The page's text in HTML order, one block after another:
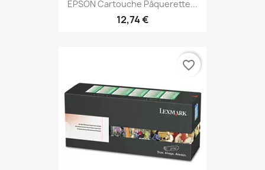
EPSON Cartouche Pâquerette...
12,74 €
favorite_border